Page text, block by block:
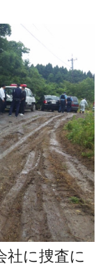
社に捜査に